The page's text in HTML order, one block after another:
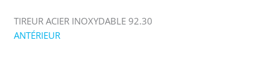
TIREUR ACIER INOXYDABLE 92.30
ANTÉRIEUR